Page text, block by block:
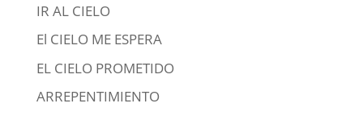
IR AL CIELO
El CIELO ME ESPERA
EL CIELO PROMETIDO
ARREPENTIMIENTO